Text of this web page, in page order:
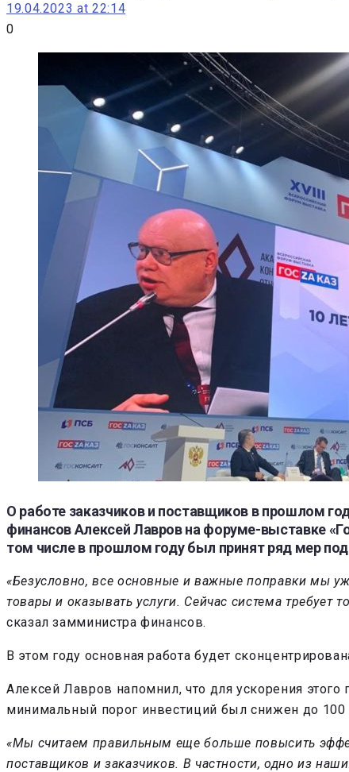
19.04.2023 at 22:14
0
О работе заказчиков и поставщиков в прошлом
финансов Алексей Лавров на форуме-выставке
том числе в прошлом году был принят ряд мер
«Безусловно, все основные и важные поправки мы
товары и оказывать услуги. Сейчас система требует
сказал замминистра финансов.
В этом году основная работа будет
Алексей Лавров напомнил, что для ускорения
минимальный порог инвестиций был снижен до
«Мы считаем правильным еще больше повысить
поставщиков и заказчиков. В частности, одно из